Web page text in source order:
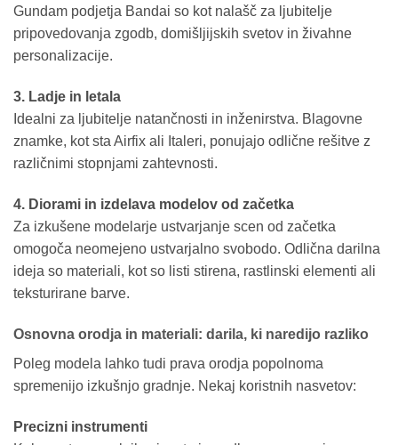
Gundam podjetja Bandai so kot nalašč za ljubitelje
pripovedovanja zgodb, domišljijskih svetov in živahne
personalizacije.
3. Ladje in letala
Idealni za ljubitelje natančnosti in inženirstva. Blagovne
znamke, kot sta Airfix ali Italeri, ponujajo odlične rešitve z
različnimi stopnjami zahtevnosti.
4. Diorami in izdelava modelov od začetka
Za izkušene modelarje ustvarjanje scen od začetka
omogoča neomejeno ustvarjalno svobodo. Odlična darilna
ideja so materiali, kot so listi stirena, rastlinski elementi ali
teksturirane barve.
Osnovna orodja in materiali: darila, ki naredijo razliko
Poleg modela lahko tudi prava orodja popolnoma
spremenijo izkušnjo gradnje. Nekaj koristnih nasvetov:
Precizni instrumenti